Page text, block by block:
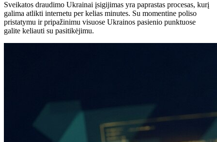
Sveikatos draudimo Ukrainai įsigijimas yra paprastas procesas, kurį
galima atlikti internetu per kelias minutes. Su momentine poliso
pristatymu ir pripažinimu visuose Ukrainos pasienio punktuose
galite keliauti su pasitikėjimu.